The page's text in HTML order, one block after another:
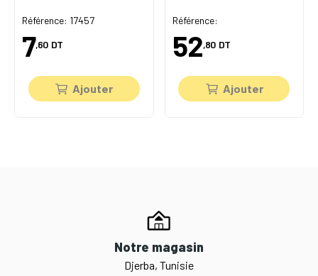
Référence: 17457
7,60 DT
Ajouter
Référence:
52,80 DT
Ajouter
Notre magasin
Djerba, Tunisie